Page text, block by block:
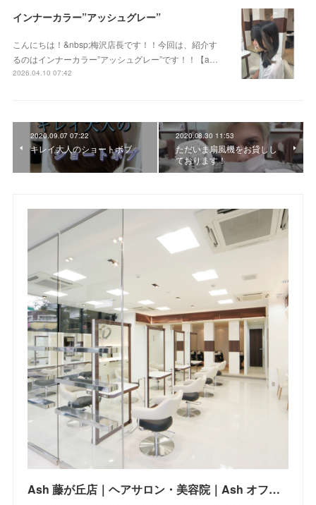
インナーカラー”アッシュグレー”
こんにちは！&nbsp;梅沢店長です！！今回は、紹介す
るのはインナーカラー”アッシュグレー”です！！【a…
2026.04.10 07:42
2020.09.07 07:22
キレイ大人のショートボブ
2020.08.30 11:53
ただいま扇風機をお貸しし
ております！
Ash 藤が丘店｜ヘアサロン・美容院｜Ash オフィシャルサイト